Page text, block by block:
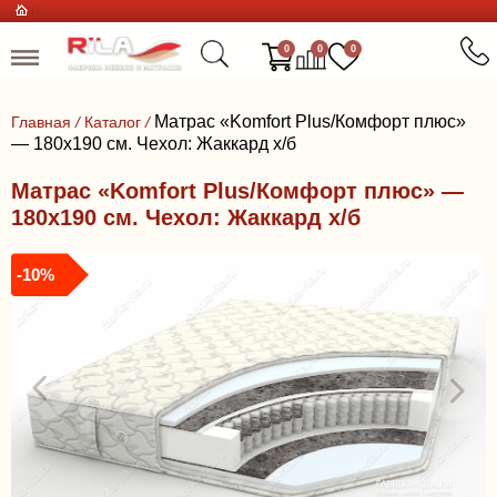
0 0 0
Главная / Каталог / Матрас «Komfort Plus/Комфорт плюс»
— 180x190 см. Чехол: Жаккард х/б
Матрас «Komfort Plus/Комфорт плюс» —
180x190 см. Чехол: Жаккард х/б
-10%